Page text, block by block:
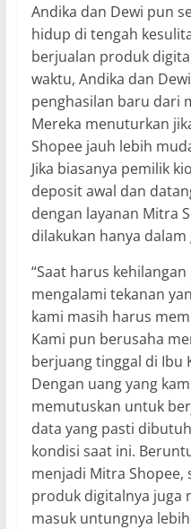
Andika dan Dewi pun
hidup di tengah
berjualan produk
waktu, Andika dan
penghasilan baru dari
Mereka menuturkan
Shopee jauh lebih
Jika biasanya pemilik
deposit awal dan
dengan layanan Mitra
dilakukan hanya dalam
“Saat harus
mengalami tekanan
kami masih harus
Kami pun berusaha
berjuang tinggal di Ibu
Dengan uang yang
memutuskan untuk
data yang pasti
kondisi saat ini.
menjadi Mitra Shopee,
produk digitalnya juga
masuk untungnya